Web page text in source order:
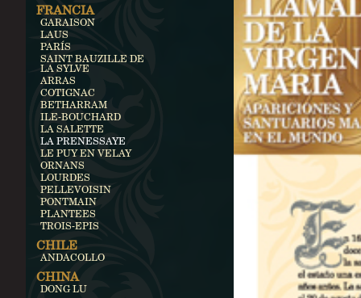
FRANCIA
GARAISON
LAUS
PARÍS
SAINT BAUZILLE DE
LA SYLVE
ARRAS
COTIGNAC
BETHARRAM
ILE-BOUCHARD
LA SALETTE
LA PRENESSAYE
LE PUY EN VELAY
ORNANS
LOURDES
PELLEVOISIN
PONTMAIN
PLANTEES
TROIS-EPIS
CHILE
ANDACOLLO
CHINA
DONG LU